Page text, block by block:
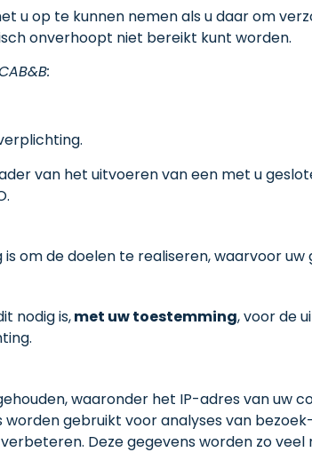
u op te kunnen nemen als u daar om
onverhoopt niet bereikt kunt worden.
van het uitvoeren van een met u
om de doelen te realiseren, waarvoor
nodig is,met uw toestemming, voor de
waaronder het IP-adres van uw
gebruikt voor analyses van
Deze gegevens worden zo